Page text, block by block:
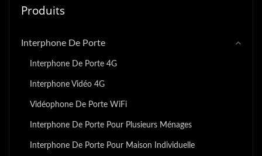
Produits
Interphone De Porte
Interphone De Porte 4G
Interphone Vidéo 4G
Vidéophone De Porte WiFi
Interphone De Porte Pour Plusieurs Ménages
Interphone De Porte Pour Maison Individuelle